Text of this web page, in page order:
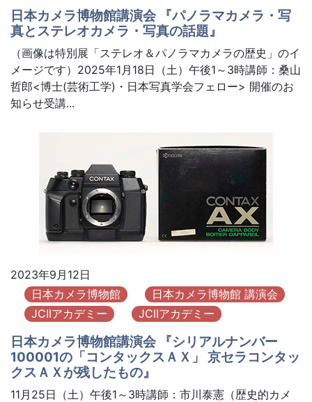
日本カメラ博物館講演会 『パノラマカメラ・写
真とステレオカメラ・写真の話題』
（画像は特別展「ステレオ＆パノラマカメラの歴史」のイ
メージです）2025年1月18日（土）午後1～3時講師：桑山
哲郎<博士(芸術工学)・日本写真学会フェロー> 開催のお
知らせ受講...
2023年9月12日
日本カメラ博物館
日本カメラ博物館 講演会
JCIIアカデミー
JCIIアカデミー
日本カメラ博物館講演会 『シリアルナンバー
100001の「コンタックスＡＸ」 京セラコンタッ
クスＡＸが残したもの』
11月25日（土）午後1～3時講師：市川泰憲（歴史的カメ